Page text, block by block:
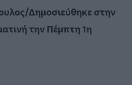
Δημοσιεύθηκε στην
την Πέμπτη 1η